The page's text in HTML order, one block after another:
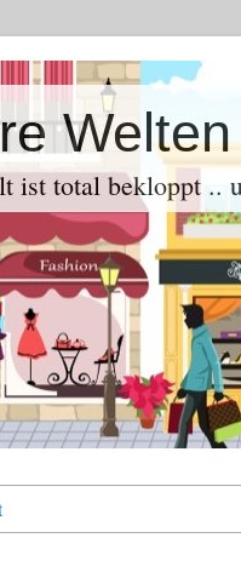
Welten
ist total bekloppt ..